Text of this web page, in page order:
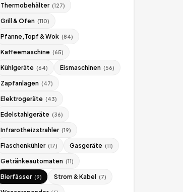
Thermobehälter (127)
Grill & Ofen (110)
Pfanne,Topf & Wok (84)
Kaffeemaschine (65)
Kühlgeräte (64) Eismaschinen (56)
Zapfanlagen (47)
Elektrogeräte (43)
Edelstahlgeräte (36)
Infrarotheizstrahler (19)
Flaschenkühler (17) Gasgeräte (11)
Getränkeautomaten (11)
Bierfässer (9) Strom & Kabel (7)